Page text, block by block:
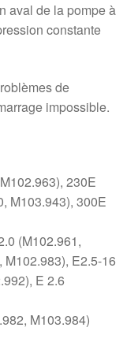
aval de la pompe à
constante
de
impossible.
230E
M103.943), 300E
(M102.961,
M102.983), E2.5-16
E 2.6
M103.984)